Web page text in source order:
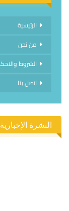
الرئيسية
من نحن
الشروط
اتصل بنا
النشرة الإخبارية